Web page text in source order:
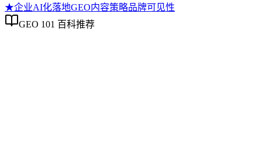
★企业AI化落地GEO内容策略品牌可见性
GEO 101 百科推荐